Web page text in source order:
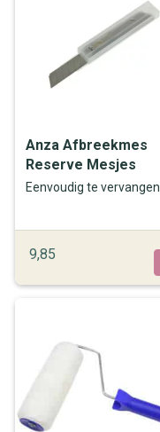
Anza Afbreekmes
Reserve Mesjes
Eenvoudig te vervangen
9,85